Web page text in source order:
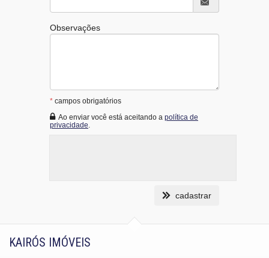
Observações
* campos obrigatórios
Ao enviar você está aceitando a política de
privacidade
cadastrar
KAIRÓS IMÓVEIS